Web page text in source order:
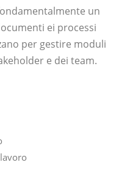
un
ei processi
per gestire moduli
e dei team.